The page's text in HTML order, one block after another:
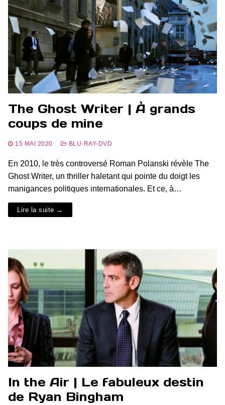
The Ghost Writer | À grands
coups de mine
15 MAI 2020 BLU-RAY-DVD
En 2010, le très controversé Roman Polanski révèle The
Ghost Writer, un thriller haletant qui pointe du doigt les
manigances politiques internationales. Et ce, à…
Lire la suite →
In the Air | Le fabuleux destin
de Ryan Bingham